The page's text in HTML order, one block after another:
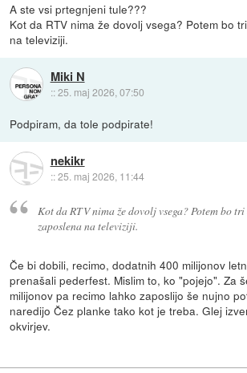
A ste vsi prtegnjeni tule???
Kot da RTV nima že dovolj vsega? Potem bo
na televiziji.
Miki N
::25. maj 2026, 07:50
Podpiram, da tole podpirate!
nekikr
::25. maj 2026, 11:44
Kot da RTV nima že dovolj vsega? Potem bo
zaposlena na televiziji.
Če bi dobili, recimo, dodatnih 400 milijonov
prenašali pederfest. Mislim to, ko "pojejo". Za
milijonov pa recimo lahko zaposlijo še nujno
naredijo Čez planke tako kot je treba. Glej
okvirjev.